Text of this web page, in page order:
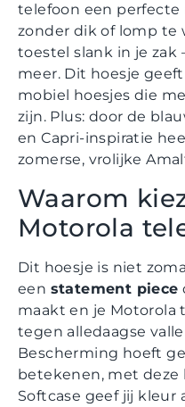
telefoon een perfecte
zonder dik of lomp te
toestel slank in je zak
meer. Dit hoesje
mobiel hoesjes die
zijn. Plus: door de
en Capri-inspiratie
zomerse, vrolijke
Waarom
Motorola
Dit hoesje is niet
een statement piece
maakt en je Motorola
tegen alledaagse
Bescherming hoeft
betekenen, met deze
Softcase geef jij kleur